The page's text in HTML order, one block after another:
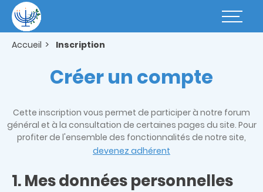
contenu
principal
Basculer
Accueil Inscription
Créer un compte
Cette inscription vous permet de participer à notre forum
général et à la consultation de certaines pages du site. Pour
profiter de l'ensemble des fonctionnalités de notre site,
devenez adhérent
1. Mes données personnelles